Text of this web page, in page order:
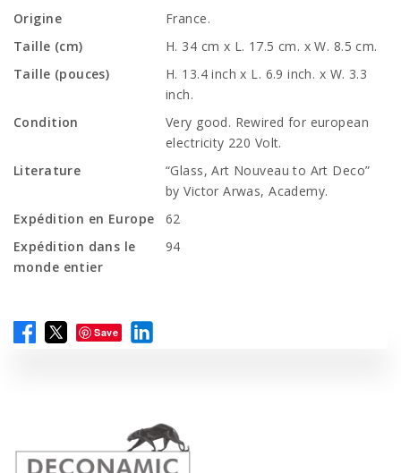
Origine
France.
Taille (cm)
H. 34 cm x L. 17.5 cm. x W. 8.5 cm.
Taille (pouces)
H. 13.4 inch x L. 6.9 inch. x W. 3.3
inch.
Condition
Very good. Rewired for european
electricity 220 Volt.
Literature
“Glass, Art Nouveau to Art Deco”
by Victor Arwas, Academy.
Expédition en Europe
62
Expédition dans le
monde entier
94
Save